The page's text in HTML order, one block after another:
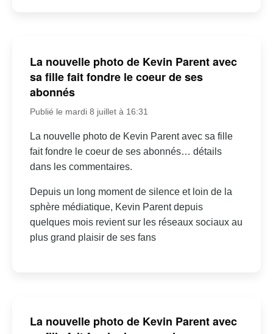
La nouvelle photo de Kevin Parent avec
sa fille fait fondre le coeur de ses
abonnés
Publié le mardi 8 juillet à 16:31
La nouvelle photo de Kevin Parent avec sa fille
fait fondre le coeur de ses abonnés… détails
dans les commentaires.
Depuis un long moment de silence et loin de la
sphère médiatique, Kevin Parent depuis
quelques mois revient sur les réseaux sociaux au
plus grand plaisir de ses fans
La nouvelle photo de Kevin Parent avec